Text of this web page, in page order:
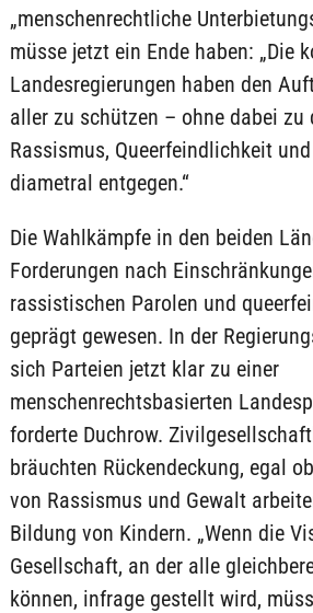
„menschenrechtliche
müsse jetzt ein Ende haben: „Die
Landesregierungen haben den
aller zu schützen – ohne dabei zu
Rassismus, Queerfeindlichkeit
diametral entgegen.“
Die Wahlkämpfe in den beiden
Forderungen nach
rassistischen Parolen und
geprägt gewesen. In der
sich Parteien jetzt klar zu einer
menschenrechtsbasierten
forderte Duchrow.
bräuchten Rückendeckung, egal
von Rassismus und Gewalt
Bildung von Kindern. „Wenn die
Gesellschaft, an der alle
können, infrage gestellt wird,